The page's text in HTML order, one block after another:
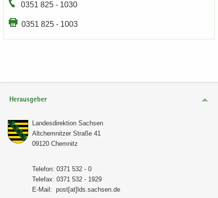
0351 825 - 1030
0351 825 - 1003
Herausgeber
Lan­des­di­rek­ti­on Sach­sen
Alt­chem­nit­zer Stra­ße 41
09120 Chem­nitz
Te­le­fon: 0371 532 - 0
Te­le­fax: 0371 532 - 1929
E-​Mail: post[at]lds.sach­sen.de